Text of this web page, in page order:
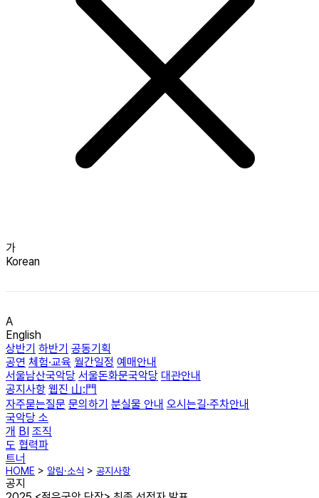
가
Korean
A
English
상반기 하반기 공동기획
공연 체험·교육 월간일정 예매안내
서울남산국악당 서울돈화문국악당 대관안내
공지사항 웹진 山:門
자주묻는질문 문의하기 분실물 안내 오시는길·주차안내
국악당 소
개 BI 조직
도 협력파
트너
HOME > 알림·소식 > 공지사항
공지